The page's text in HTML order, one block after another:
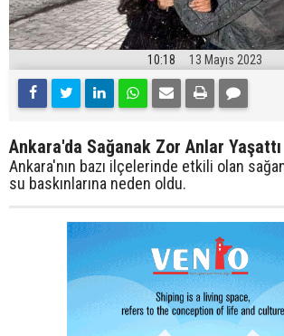
10:18 13 Mayıs 2023
Ankara'da Sağanak Zor Anlar Yaşattı
Ankara'nın bazı ilçelerinde etkili olan
su baskınlarına neden oldu.